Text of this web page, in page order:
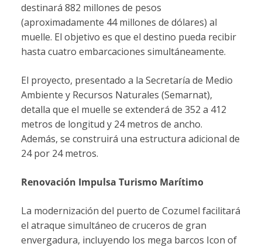
destinará 882 millones de pesos
(aproximadamente 44 millones de dólares) al
muelle. El objetivo es que el destino pueda recibir
hasta cuatro embarcaciones simultáneamente.
El proyecto, presentado a la Secretaría de Medio
Ambiente y Recursos Naturales (Semarnat),
detalla que el muelle se extenderá de 352 a 412
metros de longitud y 24 metros de ancho.
Además, se construirá una estructura adicional de
24 por 24 metros.
Renovación Impulsa Turismo Marítimo
La modernización del puerto de Cozumel facilitará
el atraque simultáneo de cruceros de gran
envergadura, incluyendo los mega barcos Icon of